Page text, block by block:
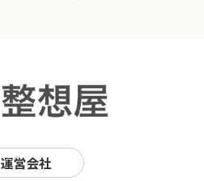
府中市
東広島市
安芸郡 熊野町
運営会社